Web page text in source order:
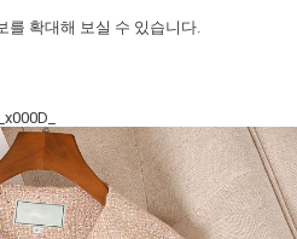
를 확대해 보실 수 있습니다.
_x000D_